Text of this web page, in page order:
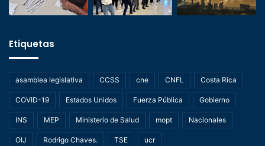
Etiquetas
asamblea legislativa CCSS cne CNFL Costa Rica
COVID-19 Estados Unidos Fuerza Pública Gobierno
INS MEP Ministerio de Salud mopt Nacionales
OIJ Rodrigo Chaves. TSE ucr